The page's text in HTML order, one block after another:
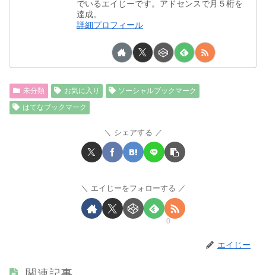
でいるエイじーです。アドセンスで月５桁を
達成。
詳細プロフィール
未分類 お気に入り
ソーシャルブックマーク
はてなブックマーク
シェアする
エイじーをフォローする
0
エイじー